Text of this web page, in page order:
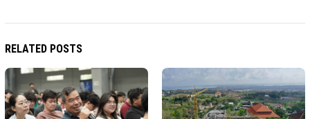
RELATED POSTS